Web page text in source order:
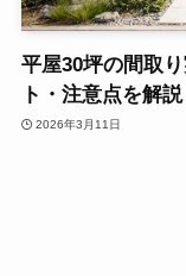
平屋30坪の間取
ト・注意点を解説
2026年3月11日